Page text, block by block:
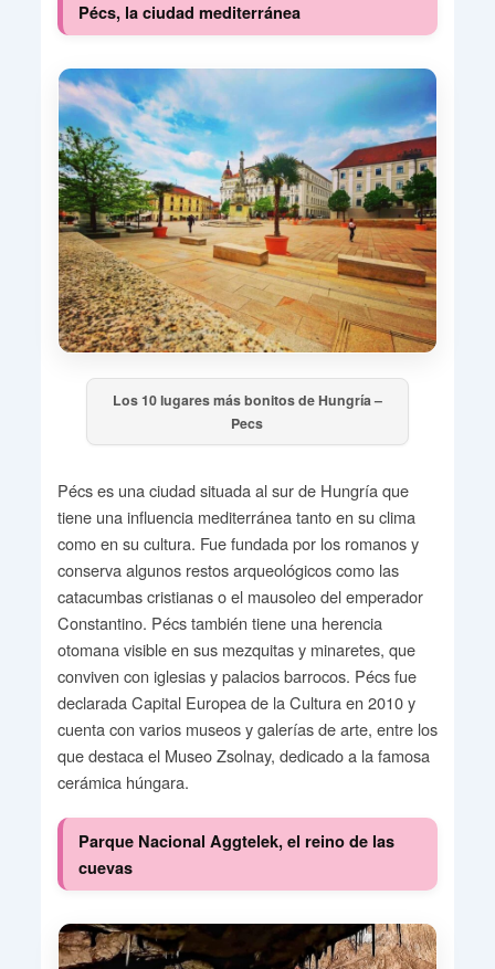
Pécs, la ciudad mediterránea
Los 10 lugares más bonitos de Hungría –
Pecs
Pécs es una ciudad situada al sur de Hungría que
tiene una influencia mediterránea tanto en su clima
como en su cultura. Fue fundada por los romanos y
conserva algunos restos arqueológicos como las
catacumbas cristianas o el mausoleo del emperador
Constantino. Pécs también tiene una herencia
otomana visible en sus mezquitas y minaretes, que
conviven con iglesias y palacios barrocos. Pécs fue
declarada Capital Europea de la Cultura en 2010 y
cuenta con varios museos y galerías de arte, entre los
que destaca el Museo Zsolnay, dedicado a la famosa
cerámica húngara.
Parque Nacional Aggtelek, el reino de las
cuevas